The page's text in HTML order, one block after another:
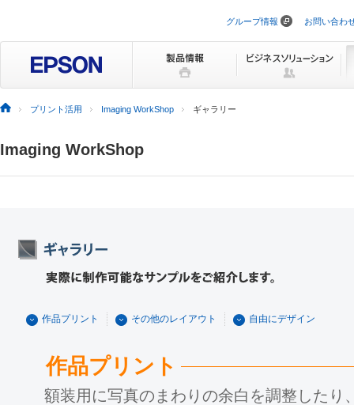
ビ
ョ
を
グループ情報 お問い合わ
プリント活用 Imaging WorkShop ギャラリー
Imaging WorkShop
作品プリント その他のレイアウト 自由にデザイン
作品プリント
額装用に写真のまわりの余白を調整したり